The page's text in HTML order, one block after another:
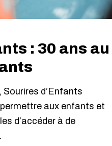
: 30 ans au
d’Enfants
aux enfants et
d’accéder à de